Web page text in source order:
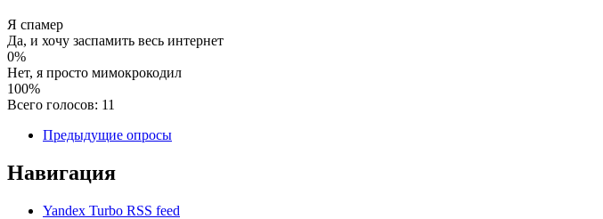
Я спамер
Да, и хочу заспамить весь интернет
0%
Нет, я просто мимокрокодил
100%
Всего голосов: 11
Предыдущие опросы
Навигация
Yandex Turbo RSS feed